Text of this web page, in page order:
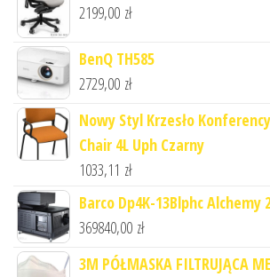
2199,00 zł
BenQ TH585
2729,00 zł
Nowy Styl Krzesło
Chair 4L Uph Czarny
1033,11 zł
Barco Dp4K-13Blphc Alchemy
369840,00 zł
3M PÓŁMASKA FILTRUJĄCA